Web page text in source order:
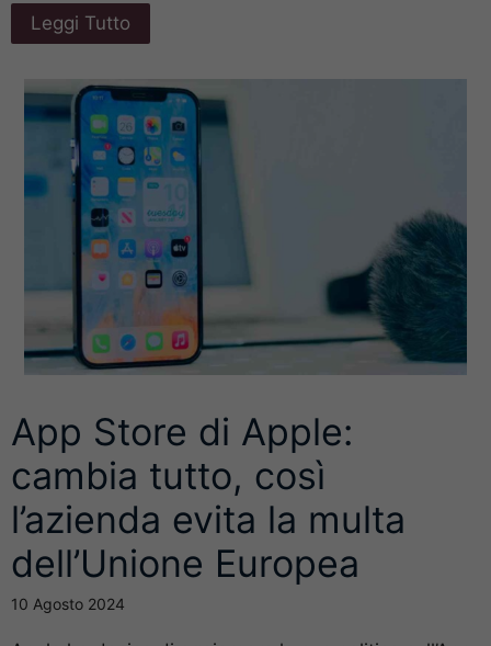
Leggi Tutto
App Store di Apple:
cambia tutto, così
l’azienda evita la multa
dell’Unione Europea
10 Agosto 2024